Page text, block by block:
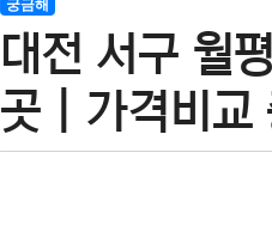
궁금해
대전 서구 월
곳 | 가격비교